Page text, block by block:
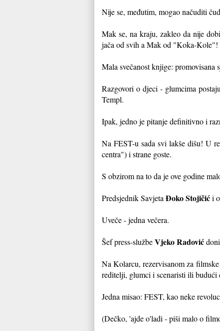
Nije se, međutim, mogao načuditi
Mak se, na kraju, zakleo da nije
jača od svih a Mak od "Koka-Kole"!
Mala svečanost knjige: promovisana
Razgovori o djeci - glumcima
Templ.
Ipak, jedno je pitanje definitivno i
Na FEST-u sada svi lakše dišu! U
centra") i strane goste.
S obzirom na to da je ove godine
Predsjednik Savjeta Đoko Stojičići
Uveče - jedna večera.
Šef press-službeVjeko Radović
Na Kolarcu, rezervisanom za
reditelji, glumci i scenaristi ili budući
Jedna misao: FEST, kao neke
(Dečko, 'ajde o'ladi - piši malo o